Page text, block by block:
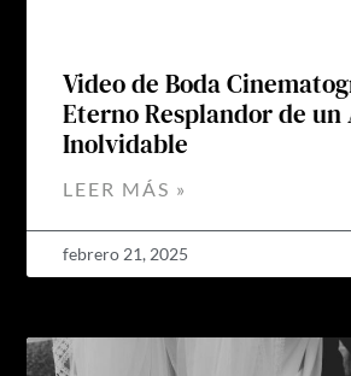
Video de Boda
Eterno Resplandor de un
Inolvidable
LEER MÁS »
febrero 21, 2025